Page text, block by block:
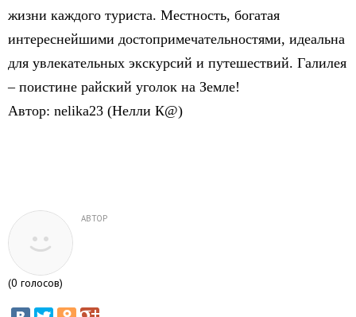
жизни каждого туриста. Местность, богатая
интереснейшими достопримечательностями, идеальна
для увлекательных экскурсий и путешествий. Галилея
– поистине райский уголок на Земле!
Автор: nelika23 (Нелли К@)
АВТОР
(0 голосов)